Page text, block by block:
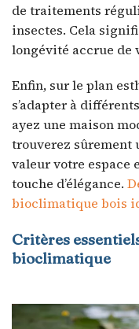
de traitements
insectes. Cela
longévité accrue de
Enfin, sur le plan
s’adapter à
ayez une maison
trouverez sûrement
valeur votre espace
touche d’élégance.
bioclimatique bois
Critères
bioclimatique